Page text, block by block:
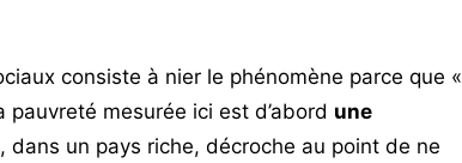
consiste à nier le phénomène parce que «
mesurée ici est d’abord une
un pays riche, décroche au point de ne